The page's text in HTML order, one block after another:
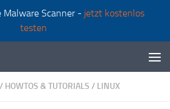
Malware Scanner - jetzt kostenlos
testen
/ HOWTOS & TUTORIALS / LINUX